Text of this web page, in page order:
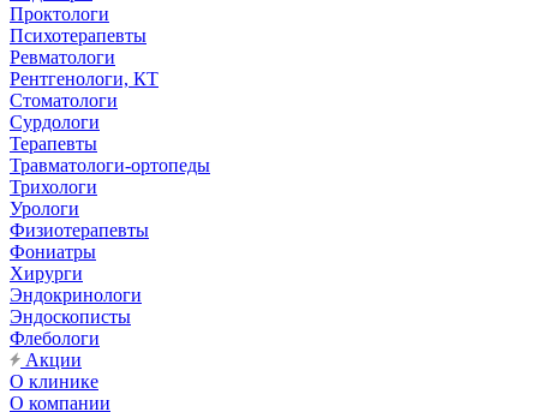
Проктологи
Психотерапевты
Ревматологи
Рентгенологи, КТ
Стоматологи
Сурдологи
Терапевты
Травматологи-ортопеды
Трихологи
Урологи
Физиотерапевты
Фониатры
Хирурги
Эндокринологи
Эндоскописты
Флебологи
Акции
О клинике
О компании